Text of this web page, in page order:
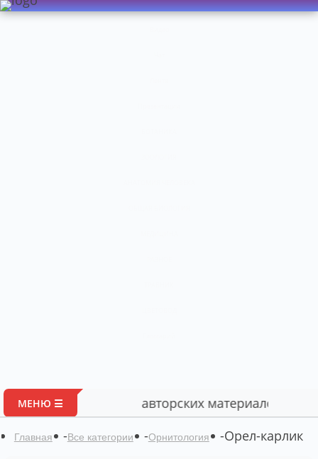
МЕНЮ ☰Портал авторских материалов по биологии
Главная -Все категории -Орнитология -Орел-карлик